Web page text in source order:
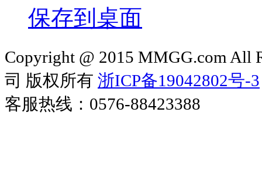
保存到桌面
Copyright @ 2015 MMGG.com All
司 版权所有 浙ICP备19042802号-3
客服热线：0576-88423388